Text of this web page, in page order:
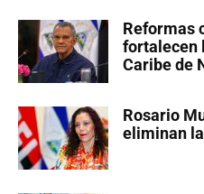
Reformas
fortalecen
Caribe de
Rosario
eliminan